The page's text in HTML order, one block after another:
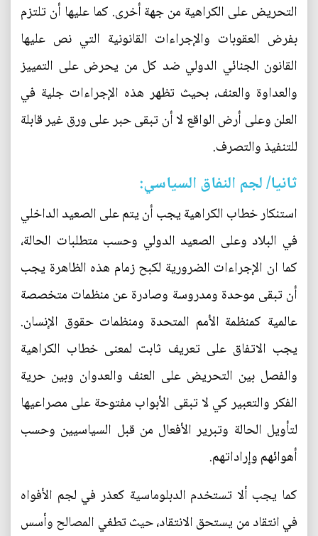
التحريض على الكراهية من جهة أخرى. كما عليها أن تلتزم
بفرض العقوبات والإجراءات القانونية التي نص عليها
القانون الجنائي الدولي ضد كل من يحرض على التمييز
والعداوة والعنف، بحيث تظهر هذه الإجراءات جلية في
العلن وعلى أرض الواقع لا أن تبقى حبر على ورق غير قابلة
للتنفيذ والتصرف.
ثانيا/ لجم النفاق السياسي:
استنكار خطاب الكراهية يجب أن يتم على الصعيد الداخلي
في البلاد وعلى الصعيد الدولي وحسب متطلبات الحالة،
كما ان الإجراءات الضرورية لكبح زمام هذه الظاهرة يجب
أن تبقى موحدة ومدروسة وصادرة عن منظمات متخصصة
عالمية كمنظمة الأمم المتحدة ومنظمات حقوق الإنسان.
يجب الاتفاق على تعريف ثابت لمعنى خطاب الكراهية
والفصل بين التحريض على العنف والعدوان وبين حرية
الفكر والتعبير كي لا تبقى الأبواب مفتوحة على مصراعيها
لتأويل الحالة وتبرير الأفعال من قبل السياسيين وحسب
أهوائهم وإراداتهم.
كما يجب ألا تستخدم الدبلوماسية كعذر في لجم الأفواه
في انتقاد من يستحق الانتقاد، حيث تطغي المصالح وأسس